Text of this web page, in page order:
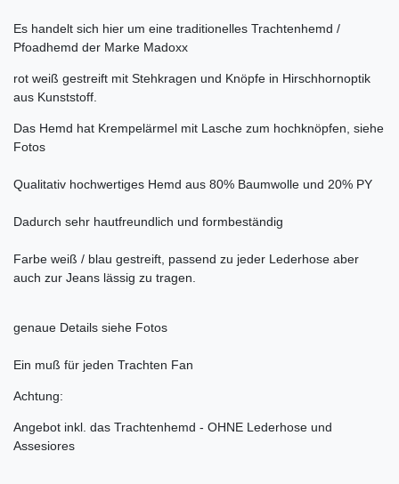
Es handelt sich hier um eine traditionelles Trachtenhemd /
Pfoadhemd der Marke Madoxx
rot weiß gestreift mit Stehkragen und Knöpfe in Hirschhornoptik
aus Kunststoff.
Das Hemd hat Krempelärmel mit Lasche zum hochknöpfen, siehe
Fotos
Qualitativ hochwertiges Hemd aus 80% Baumwolle und 20% PY
Dadurch sehr hautfreundlich und formbeständig
Farbe weiß / blau gestreift, passend zu jeder Lederhose aber
auch zur Jeans lässig zu tragen.
genaue Details siehe Fotos
Ein muß für jeden Trachten Fan
Achtung:
Angebot inkl. das Trachtenhemd - OHNE Lederhose und
Assesiores